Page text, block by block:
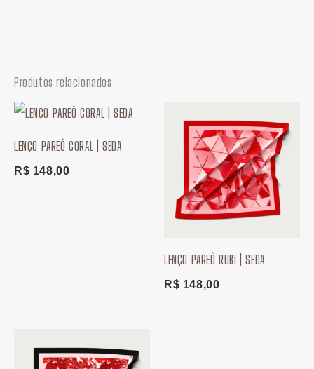
Produtos relacionados
LENÇO PAREÔ CORAL | SEDA
R$ 148,00
LENÇO PAREÔ RUBI | SEDA
R$ 148,00